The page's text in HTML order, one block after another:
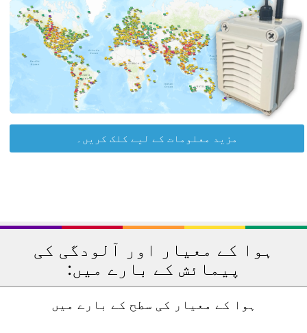
مزید معلومات کے لیے کلک کریں۔
ہوا کے معیار اور آلودگی کی
پیمائش کے بارے میں:
ہوا کے معیار کی سطح کے بارے میں